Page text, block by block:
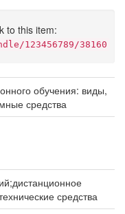
to this item:
123456789/38160
обучения: виды,
средства
средства